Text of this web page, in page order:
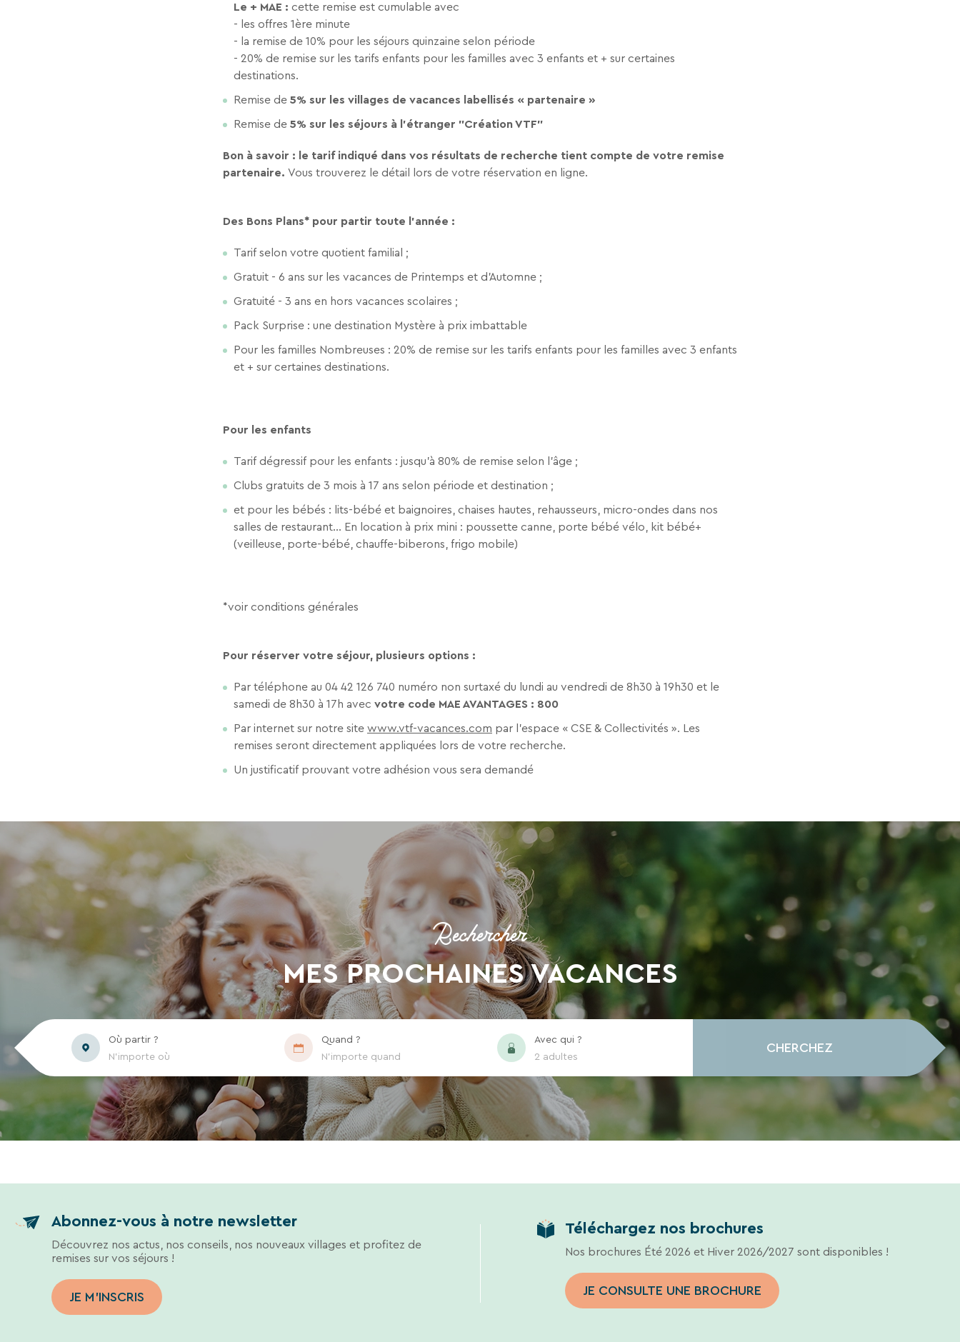
Une destination, un hôtel...
Le + MAE : cette remise est cumulable avec
- les offres 1ère minute
- la remise de 10% pour les séjours quinzaine selon période
- 20% de remise sur les tarifs enfants pour les familles avec 3 enfants et + sur certaines
destinations.
Remise de5% sur les villages de vacances labellisés « partenaire »
Remise de5% sur les séjours à l’étranger "Création VTF"
Bon à savoir : le tarif indiqué dans vos résultats de recherche tient compte de votre remise
partenaire. Vous trouverez le détail lors de votre réservation en ligne.
Des Bons Plans* pour partir toute l’année :
Tarif selon votre quotient familial ;
Gratuit - 6 ans sur les vacances de Printemps et d’Automne ;
Gratuité - 3 ans en hors vacances scolaires ;
Pack Surprise : une destination Mystère à prix imbattable
Pour les familles Nombreuses : 20% de remise sur les tarifs enfants pour les familles avec 3 enfants
et + sur certaines destinations.
Pour les enfants
Tarif dégressif pour les enfants : jusqu'à 80% de remise selon l'âge ;
Clubs gratuits de 3 mois à 17 ans selon période et destination ;
et pour les bébés : lits-bébé et baignoires, chaises hautes, rehausseurs, micro-ondes dans nos
salles de restaurant... En location à prix mini : poussette canne, porte bébé vélo, kit bébé+
(veilleuse, porte-bébé, chauffe-biberons, frigo mobile)
*voir conditions générales
Pour réserver votre séjour, plusieurs options :
Par téléphone au 04 42 126 740 numéro non surtaxé du lundi au vendredi de 8h30 à 19h30 et le
samedi de 8h30 à 17h avec votre code MAE AVANTAGES : 800
Par internet sur notre sitewww.vtf-vacances.com par l’espace « CSE & Collectivités ». Les
remises seront directement appliquées lors de votre recherche.
Un justificatif prouvant votre adhésion vous sera demandé
Rechercher
MES PROCHAINES VACANCES
Où partir ?
N'importe où
Quand ?
N'importe quand
Avec qui ?
2 adultes
CHERCHEZ
Abonnez-vous à notre newsletter
Découvrez nos actus, nos conseils, nos nouveaux villages et profitez de
remises sur vos séjours !
JE M'INSCRIS
Téléchargez nos brochures
Nos brochures Été 2026 et Hiver 2026/2027 sont disponibles !
JE CONSULTE UNE BROCHURE